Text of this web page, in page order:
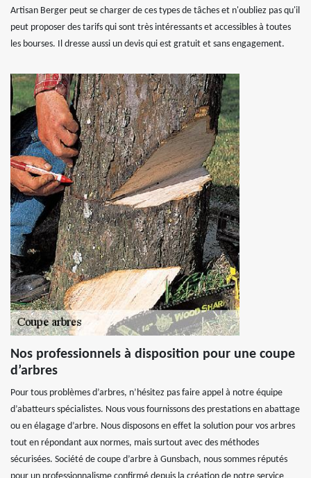
Artisan Berger peut se charger de ces types de tâches et n'oubliez pas qu'il
peut proposer des tarifs qui sont très intéressants et accessibles à toutes
les bourses. Il dresse aussi un devis qui est gratuit et sans engagement.
Nos professionnels à disposition pour une coupe
d’arbres
Pour tous problèmes d’arbres, n’hésitez pas faire appel à notre équipe
d’abatteurs spécialistes. Nous vous fournissons des prestations en abattage
ou en élagage d’arbre. Nous disposons en effet la solution pour vos arbres
tout en répondant aux normes, mais surtout avec des méthodes
sécurisées. Société de coupe d’arbre à Gunsbach, nous sommes réputés